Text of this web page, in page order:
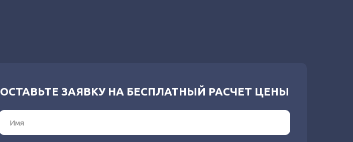
ОСТАВЬТЕ ЗАЯВКУ НА БЕСПЛАТНЫЙ РАСЧЕТ ЦЕНЫ